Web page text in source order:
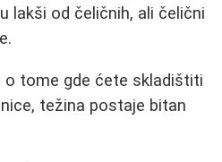
lakši od čeličnih, ali čelični
o tome gde ćete skladištiti
težina postaje bitan